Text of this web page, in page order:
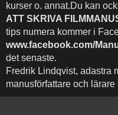
kurser o. annat.Du kan
ATT SKRIVA
tips numera kommer i
www.facebook.com/
det senaste.
Fredrik Lindqvist, adastra
manusförfattare och lärare